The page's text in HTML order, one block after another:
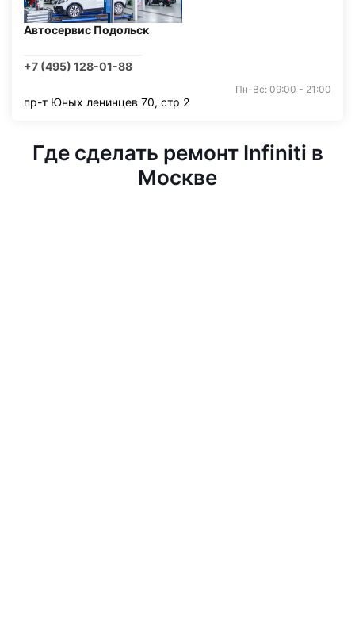
Автосервис Подольск
+7 (495) 128-01-88
Пн-Вс: 09:00 - 21:00
пр-т Юных ленинцев 70, стр 2
Где сделать ремонт Infiniti в
Москве